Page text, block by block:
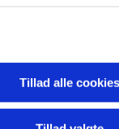
Tillad alle cookies